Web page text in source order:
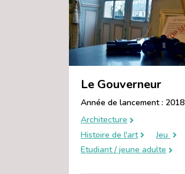
Le Gouverneur
Année de lancement : 2018
Architecture
Histoire de l'art
Jeu
Etudiant / jeune adulte